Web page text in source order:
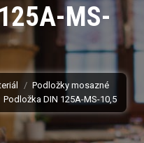
MS-
Podložky mosazné
Podložka DIN 125A-MS-10,5